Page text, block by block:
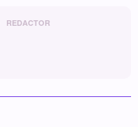
REDACTOR